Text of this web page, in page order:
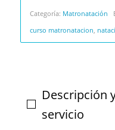
Categoría: Matronatación
curso matronatacion,
Descripción
servicio